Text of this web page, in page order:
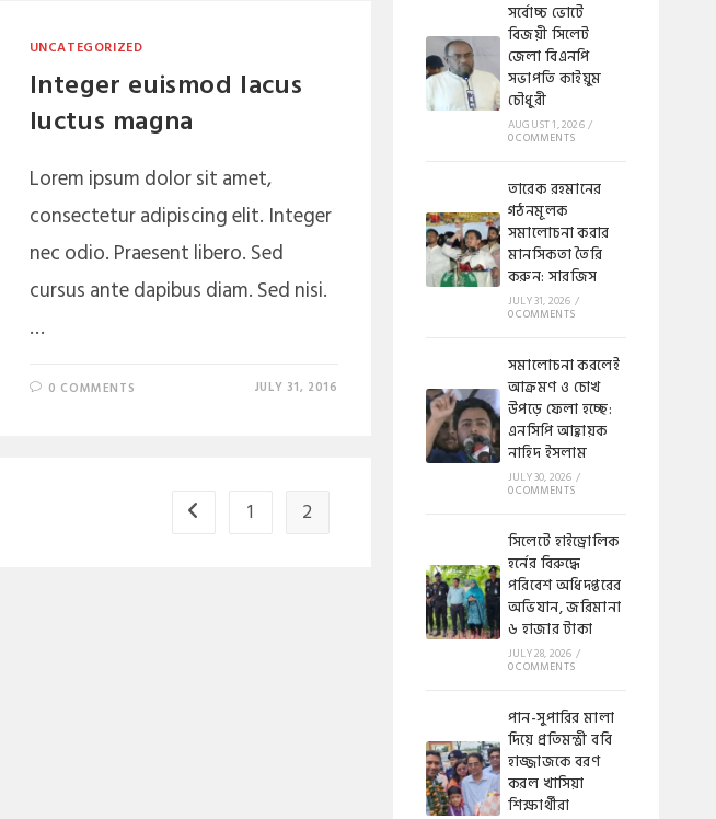
UNCATEGORIZED
Integer euismod lacus
luctus magna
Lorem ipsum dolor sit amet,
consectetur adipiscing elit. Integer
nec odio. Praesent libero. Sed
cursus ante dapibus diam. Sed nisi.
…
0 COMMENTS JULY 31, 2016
1 2
সর্বোচ্চ ভোটে
বিজয়ী সিলেট
জেলা বিএনপি
সভাপতি কাইয়ুম
চৌধুরী
AUGUST 1, 2026/
0 COMMENTS
​​তারেক রহমানের
গঠনমূলক
সমালোচনা করার
মানসিকতা তৈরি
করুন: সারজিস
JULY 31, 2026 /
0 COMMENTS
সমালোচনা করলেই
আক্রমণ ও চোখ
উপড়ে ফেলা হচ্ছে:
এনসিপি আহ্বায়ক
নাহিদ ইসলাম
JULY 30, 2026 /
0 COMMENTS
​সিলেটে হাইড্রোলিক
হর্নের বিরুদ্ধে
পরিবেশ অধিদপ্তরের
অভিযান, জরিমানা
৬ হাজার টাকা
JULY 28, 2026 /
0 COMMENTS
পান-সুপারির মালা
দিয়ে প্রতিমন্ত্রী ববি
হাজ্জাজকে বরণ
করল খাসিয়া
শিক্ষার্থীরা